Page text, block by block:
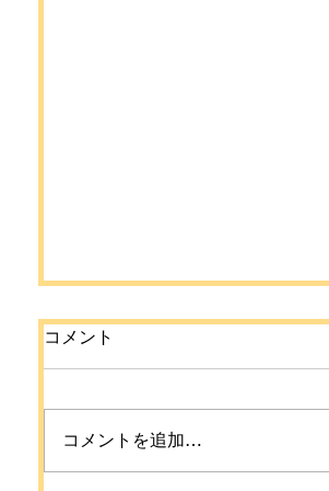
コメント
コメントを追加…